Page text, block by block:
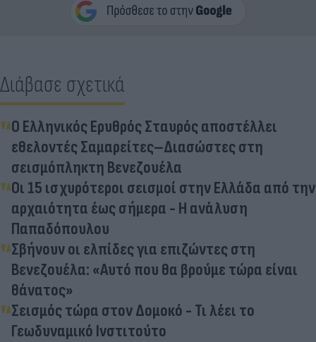
Διάβασε σχετικά
Ο Ελληνικός Ερυθρός Σταυρός αποστέλλει
εθελοντές Σαμαρείτες–Διασώστες στη
σεισμόπληκτη Βενεζουέλα
Οι 15 ισχυρότεροι σεισμοί στην Ελλάδα από την
αρχαιότητα έως σήμερα - Η ανάλυση
Παπαδόπουλου
Σβήνουν οι ελπίδες για επιζώντες στη
Βενεζουέλα: «Αυτό που θα βρούμε τώρα είναι
θάνατος»
Σεισμός τώρα στον Δομοκό - Τι λέει το
Γεωδυναμικό Ινστιτούτο